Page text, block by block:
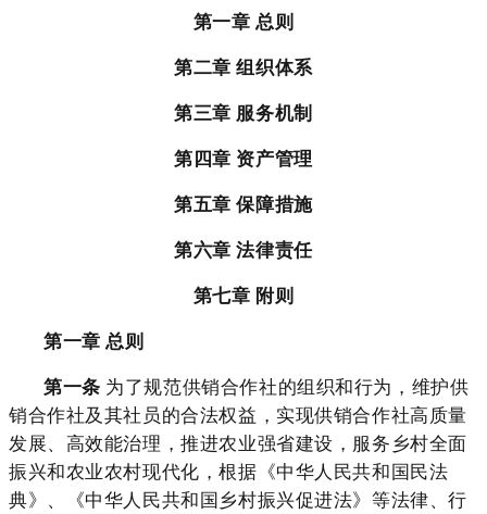
第一章 总则
第二章 组织体系
第三章 服务机制
第四章 资产管理
第五章 保障措施
第六章 法律责任
第七章 附则
第一章 总则
第一条 为了规范供销合作社的组织和行为，维护供
销合作社及其社员的合法权益，实现供销合作社高质量
发展、高效能治理，推进农业强省建设，服务乡村全面
振兴和农业农村现代化，根据《中华人民共和国民法
典》、《中华人民共和国乡村振兴促进法》等法律、行